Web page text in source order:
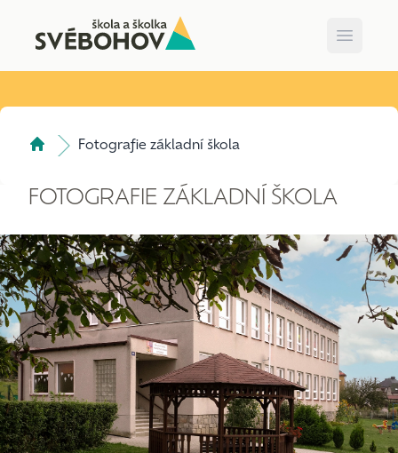
Open
Fotografie základní škola
FOTOGRAFIE ZÁKLADNÍ ŠKOLA